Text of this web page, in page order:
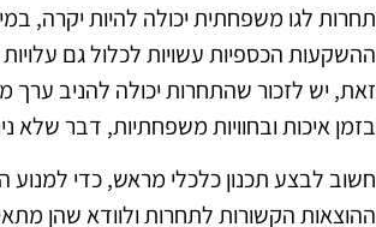
תחרות לגו משפחתית יכולה להיות יקרה,
ההשקעות הכספיות עשויות לכלול גם
זאת, יש לזכור שהתחרות יכולה להניב
בזמן איכות ובחוויות משפחתיות, דבר שלא
חשוב לבצע תכנון כלכלי מראש, כדי
ההוצאות הקשורות לתחרות ולוודא שהן